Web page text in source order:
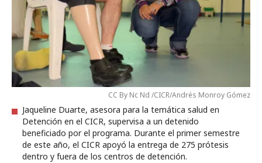
CC By Nc Nd /CICR/Andrés Monroy Gómez
Jaqueline Duarte, asesora para la temática salud en
Detención en el CICR, supervisa a un detenido
beneficiado por el programa. Durante el primer semestre
de este año, el CICR apoyó la entrega de 275 prótesis
dentro y fuera de los centros de detención.